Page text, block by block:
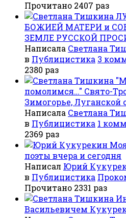
Прочитано 2407 раз
БОЖИЕЙ МАТЕРИ и
ЗЕМЛЕ РУССКОЙ
Написала Светлана
в Публицистика 3
2380 раз
помолимся…" Свято-
Зимогорье, Луганской
Написала Светлана
в Публицистика 1
2369 раз
поэты вчера и сегодня
Написал Юрий
в Публицистика
Прочитано 2331 раз
Васильевичем